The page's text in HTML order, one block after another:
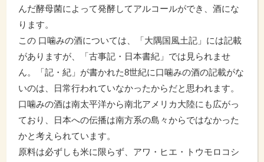
んだ酵母菌によって発酵してアルコールができ、酒にな
ります。
この 口噛みの酒については、「大隅国風土記」には記載
がありますが、「古事記・日本書紀」では見られませ
ん。「記・紀」が書かれた8世紀に口噛みの酒の記載がな
いのは、日常行われていなかったからだと思われます。
口噛みの酒は南太平洋から南北アメリカ大陸にも広がっ
ており、日本への伝播は南方系の島々からではなかった
かと考えられています。
原料は必ずしも米に限らず、アワ・ヒエ・トウモロコシ